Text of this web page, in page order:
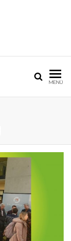
MENÜ